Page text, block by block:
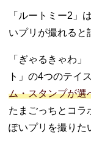
「ルートミー2」
いプリが撮れる
「ぎゃるきゃわ
ト」の4つのテイ
ム・スタンプが選
たまごっちとコラ
ぽいプリを撮りた